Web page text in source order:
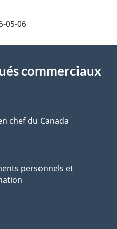
05-06
commerciaux
chef du Canada
personnels et